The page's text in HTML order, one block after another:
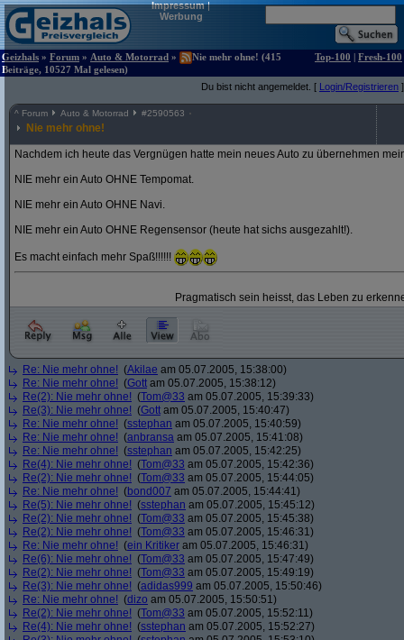
Impressum|
Werbung
Geizhals » Forum » Auto & Motorrad »
Nie mehr ohne! (415
Beiträge, 10527 Mal gelesen)
Top-100 | Fresh-100
Du bist nicht angemeldet. [ Login/Registrieren ]
^ Forum Auto & Motorrad #2590563
Nie mehr ohne!
Nachdem ich heute das Vergnügen hatte mein neues Auto zu übernehmen
NIE mehr ein Auto OHNE Tempomat.
NIE mehr ein Auto OHNE Navi.
NIE mehr ein Auto OHNE Regensensor (heute hat sichs ausgezahlt!).
Es macht einfach mehr Spaß!!!!!!
Pragmatisch sein heisst, das Leben zu
Re: Nie mehr ohne! (Akilae am 05.07.2005, 15:38:00)
Re: Nie mehr ohne! (Gott am 05.07.2005, 15:38:12)
Re(2): Nie mehr ohne! (Tom@33 am 05.07.2005, 15:39:33)
Re(3): Nie mehr ohne! (Gott am 05.07.2005, 15:40:47)
Re: Nie mehr ohne! (sstephan am 05.07.2005, 15:40:59)
Re: Nie mehr ohne! (anbransa am 05.07.2005, 15:41:08)
Re: Nie mehr ohne! (sstephan am 05.07.2005, 15:42:25)
Re(4): Nie mehr ohne! (Tom@33 am 05.07.2005, 15:42:36)
Re(2): Nie mehr ohne! (Tom@33 am 05.07.2005, 15:44:05)
Re: Nie mehr ohne! (bond007 am 05.07.2005, 15:44:41)
Re(5): Nie mehr ohne! (sstephan am 05.07.2005, 15:45:12)
Re(2): Nie mehr ohne! (Tom@33 am 05.07.2005, 15:45:38)
Re(2): Nie mehr ohne! (Tom@33 am 05.07.2005, 15:46:31)
Re: Nie mehr ohne! (ein Kritiker am 05.07.2005, 15:46:31)
Re(6): Nie mehr ohne! (Tom@33 am 05.07.2005, 15:47:49)
Re(2): Nie mehr ohne! (Tom@33 am 05.07.2005, 15:49:19)
Re(3): Nie mehr ohne! (adidas999 am 05.07.2005, 15:50:46)
Re: Nie mehr ohne! (dizo am 05.07.2005, 15:50:51)
Re(2): Nie mehr ohne! (Tom@33 am 05.07.2005, 15:52:11)
Re(4): Nie mehr ohne! (sstephan am 05.07.2005, 15:52:27)